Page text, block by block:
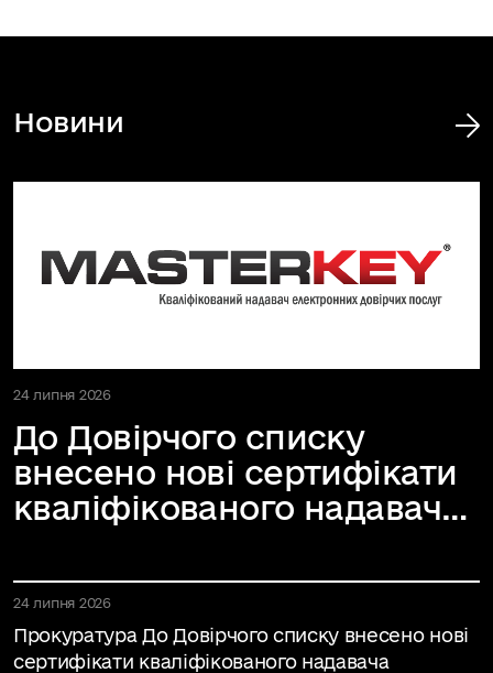
Новини
24 липня 2026
До Довірчого списку
внесено нові сертифікати
кваліфікованого надавача
послуг «M...
24 липня 2026
Прокуратура До Довірчого списку внесено нові
сертифікати кваліфікованого надавача